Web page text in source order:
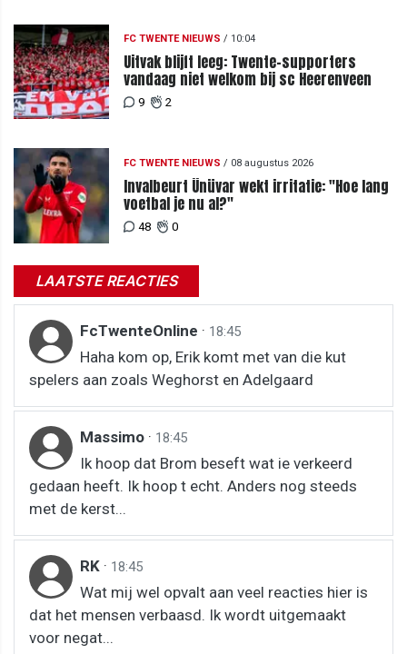
FC TWENTE NIEUWS / 10:04
Uitvak blijft leeg: Twente-supporters
vandaag niet welkom bij sc Heerenveen
9 2
FC TWENTE NIEUWS / 08 augustus 2026
Invalbeurt Ünüvar wekt irritatie: "Hoe lang
voetbal je nu al?"
48 0
LAATSTE REACTIES
FcTwenteOnline · 18:45
Haha kom op, Erik komt met van die kut
spelers aan zoals Weghorst en Adelgaard
Massimo · 18:45
Ik hoop dat Brom beseft wat ie verkeerd
gedaan heeft. Ik hoop t echt. Anders nog steeds
met de kerst...
RK · 18:45
Wat mij wel opvalt aan veel reacties hier is
dat het mensen verbaasd. Ik wordt uitgemaakt
voor negat...